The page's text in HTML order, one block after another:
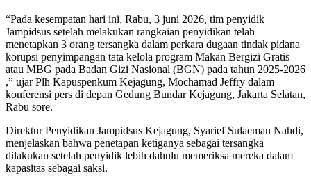
“Pada kesempatan hari ini, Rabu, 3 juni 2026, tim penyidik
Jampidsus setelah melakukan rangkaian penyidikan telah
menetapkan 3 orang tersangka dalam perkara dugaan tindak pidana
korupsi penyimpangan tata kelola program Makan Bergizi Gratis
atau MBG pada Badan Gizi Nasional (BGN) pada tahun 2025-2026
,” ujar Plh Kapuspenkum Kejagung, Mochamad Jeffry dalam
konferensi pers di depan Gedung Bundar Kejagung, Jakarta Selatan,
Rabu sore.
Direktur Penyidikan Jampidsus Kejagung, Syarief Sulaeman Nahdi,
menjelaskan bahwa penetapan ketiganya sebagai tersangka
dilakukan setelah penyidik lebih dahulu memeriksa mereka dalam
kapasitas sebagai saksi.